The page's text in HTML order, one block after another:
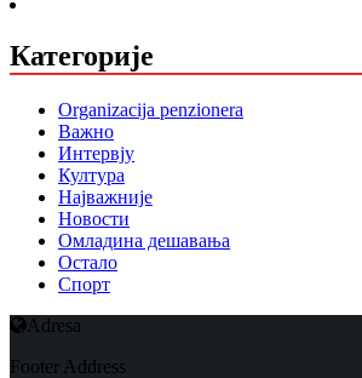
Категорије
Organizacija penzionera
Важно
Интервју
Култура
Најважније
Новости
Омладина дешавања
Остало
Спорт
Adresa
Footer Address